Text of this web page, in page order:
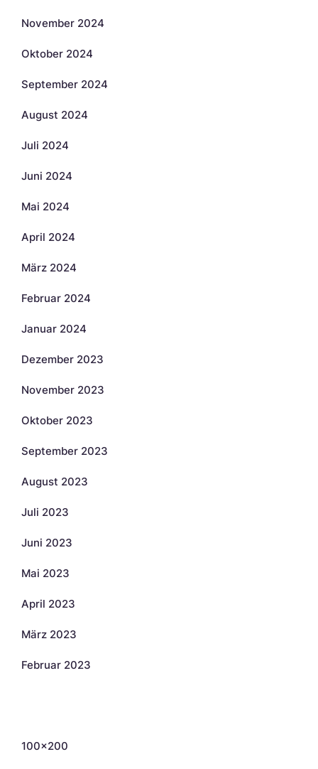
November 2024
Oktober 2024
September 2024
August 2024
Juli 2024
Juni 2024
Mai 2024
April 2024
März 2024
Februar 2024
Januar 2024
Dezember 2023
November 2023
Oktober 2023
September 2023
August 2023
Juli 2023
Juni 2023
Mai 2023
April 2023
März 2023
Februar 2023
100×200